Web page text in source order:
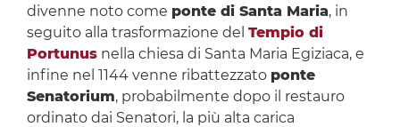
divenne noto come ponte di Santa Maria, in
seguito alla trasformazione del Tempio di
Portunusnella chiesa di Santa Maria Egiziaca, e
infine nel 1144 venne ribattezzato ponte
Senatorium, probabilmente dopo il restauro
ordinato dai Senatori, la più alta carica